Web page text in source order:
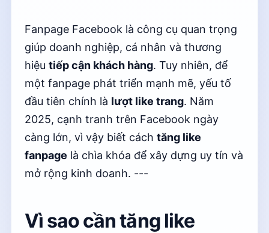
Fanpage Facebook là công cụ quan trọng
giúp doanh nghiệp, cá nhân và thương
hiệu tiếp cận khách hàng. Tuy nhiên, để
một fanpage phát triển mạnh mẽ, yếu tố
đầu tiên chính là lượt like trang. Năm
2025, cạnh tranh trên Facebook ngày
càng lớn, vì vậy biết cách tăng like
fanpage là chìa khóa để xây dựng uy tín và
mở rộng kinh doanh. ---
Vì sao cần tăng like